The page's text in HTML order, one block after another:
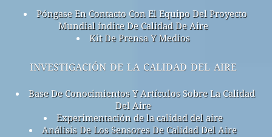
Póngase En Contacto Con El Equipo Del Proyecto
Mundial índice De Calidad De Aire
Kit De Prensa Y Medios
investigación de la calidad del aire
Base De Conocimientos Y Artículos Sobre La Calidad
Del Aire
Experimentación de la calidad del aire
Análisis De Los Sensores De Calidad Del Aire